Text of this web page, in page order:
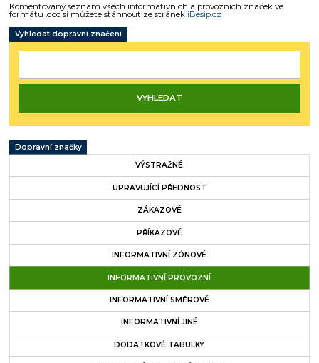
Komentovaný seznam všech informativních a provozních značek ve
formátu .doc si můžete stáhnout ze stránek iBesip.cz
Vyhledat dopravní značení
Dopravní značky
VÝSTRAŽNÉ
UPRAVUJÍCÍ PŘEDNOST
ZÁKAZOVÉ
PŘÍKAZOVÉ
INFORMATIVNÍ ZÓNOVÉ
INFORMATIVNÍ PROVOZNÍ
INFORMATIVNÍ SMĚROVÉ
INFORMATIVNÍ JINÉ
DODATKOVÉ TABULKY